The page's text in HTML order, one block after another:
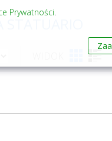
STATUARIO
Prywatności.